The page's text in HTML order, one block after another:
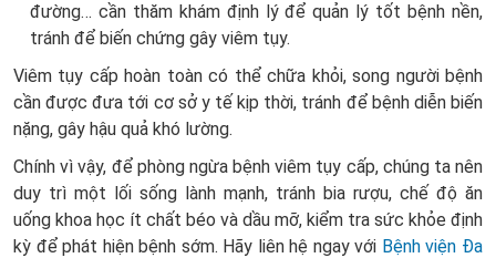
đường… cần thăm khám định lý để quản lý tốt bệnh nền,
tránh để biến chứng gây viêm tụy.
Viêm tụy cấp hoàn toàn có thể chữa khỏi, song người bệnh
cần được đưa tới cơ sở y tế kịp thời, tránh để bệnh diễn biến
nặng, gây hậu quả khó lường.
Chính vì vậy, để phòng ngừa bệnh viêm tụy cấp, chúng ta nên
duy trì một lối sống lành mạnh, tránh bia rượu, chế độ ăn
uống khoa học ít chất béo và dầu mỡ, kiểm tra sức khỏe định
kỳ để phát hiện bệnh sớm. Hãy liên hệ ngay với Bệnh viện Đa